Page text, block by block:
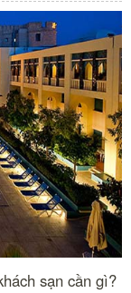
sạn cần gì?